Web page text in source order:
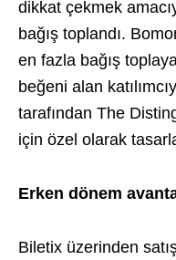
dikkat çekmek
bağış toplandı.
en fazla bağış
beğeni alan
tarafından The
için özel olarak
Erken dönem
Biletix üzerinden